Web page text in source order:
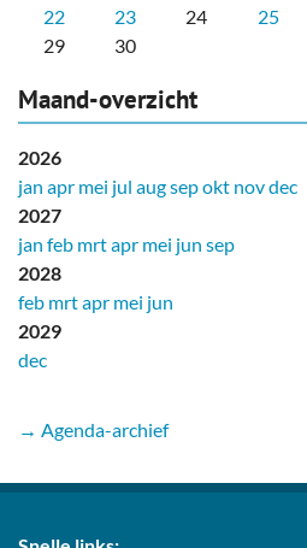
22
23 24 25
29
30
Maand-overzicht
2026
jan apr mei jul augsepokt novdec
2027
jan feb mrtapr mei jun sep
2028
feb mrtapr mei jun
2029
dec
→ Agenda-archief